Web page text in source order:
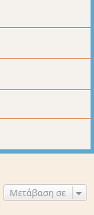
Μετάβαση σε